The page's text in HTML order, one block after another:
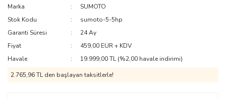
Marka
SUMOTO
Stok Kodu
sumoto-5-5hp
Garanti Süresi
24 Ay
Fiyat
459,00 EUR + KDV
Havale
19.999,00 TL (%2,00 havale indirimi)
2.765,96 TL den başlayan taksitlerle!